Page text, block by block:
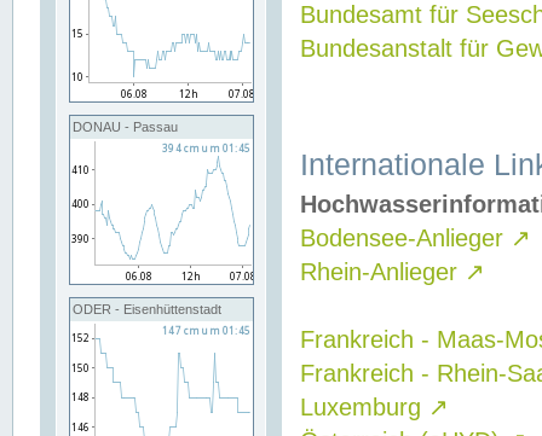
DONAU - Passau
ODER - Eisenhüttenstadt
Bundesamt für
Bundesanstalt für
Internationale
Bodensee-Anlieger ↗
Rhein-Anlieger ↗
Frankreich - Maas-
Frankreich - Rhein-
Luxemburg ↗